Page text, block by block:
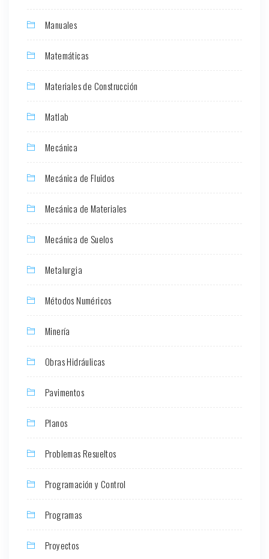
Manuales
Matemáticas
Materiales de Construcción
Matlab
Mecánica
Mecánica de Fluidos
Mecánica de Materiales
Mecánica de Suelos
Metalurgia
Métodos Numéricos
Minería
Obras Hidráulicas
Pavimentos
Planos
Problemas Resueltos
Programación y Control
Programas
Proyectos